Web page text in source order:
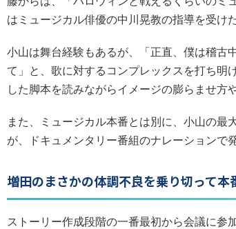
はミュージカル俳優の中川晃教の指導を受けた
小山は舞台経験もあるが、「正直、僕は稽古
て」と、歌に対するコンプレックスを打ち明
した脚本を読みながらイメージの膨らませ方
また、ミュージカル本番とは別に、小山の
が、ドキュメンタリー番組のナレーションで
増田のまさかの体調不良を乗り切って本
ストーリー作成段階の一番最初から会議に参